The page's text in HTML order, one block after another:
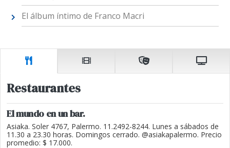
El álbum íntimo de Franco Macri
Restaurantes
El mundo en un bar.
Asiaka. Soler 4767, Palermo. 11.2492-8244. Lunes a sábados de
11.30 a 23.30 horas. Domingos cerrado. @asiakapalermo. Precio
promedio: $ 17.000.